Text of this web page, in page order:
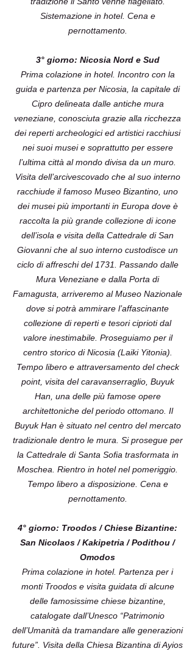
Sistemazione in hotel. Cena e
pernottamento.
3° giorno: Nicosia Nord e Sud
Prima colazione in hotel. Incontro con la
guida e partenza per Nicosia, la capitale di
Cipro delineata dalle antiche mura
veneziane, conosciuta grazie alla ricchezza
dei reperti archeologici ed artistici racchiusi
nei suoi musei e soprattutto per essere
l’ultima città al mondo divisa da un muro.
Visita dell’arcivescovado che al suo interno
racchiude il famoso Museo Bizantino, uno
dei musei più importanti in Europa dove è
raccolta la più grande collezione di icone
dell’isola e visita della Cattedrale di San
Giovanni che al suo interno custodisce un
ciclo di affreschi del 1731. Passando dalle
Mura Veneziane e dalla Porta di
Famagusta, arriveremo al Museo Nazionale
dove si potrà ammirare l’affascinante
collezione di reperti e tesori ciprioti dal
valore inestimabile. Proseguiamo per il
centro storico di Nicosia (Laiki Yitonia).
Tempo libero e attraversamento del check
point, visita del caravanserraglio, Buyuk
Han, una delle più famose opere
architettoniche del periodo ottomano. Il
Buyuk Han è situato nel centro del mercato
tradizionale dentro le mura. Si prosegue per
la Cattedrale di Santa Sofia trasformata in
Moschea. Rientro in hotel nel pomeriggio.
Tempo libero a disposizione. Cena e
pernottamento.
4° giorno: Troodos / Chiese Bizantine:
San Nicolaos / Kakipetria / Podithou /
Omodos
Prima colazione in hotel. Partenza per i
monti Troodos e visita guidata di alcune
delle famosissime chiese bizantine,
catalogate dall’Unesco “Patrimonio
dell’Umanità da tramandare alle generazioni
future”. Visita della Chiesa Bizantina di Ayios